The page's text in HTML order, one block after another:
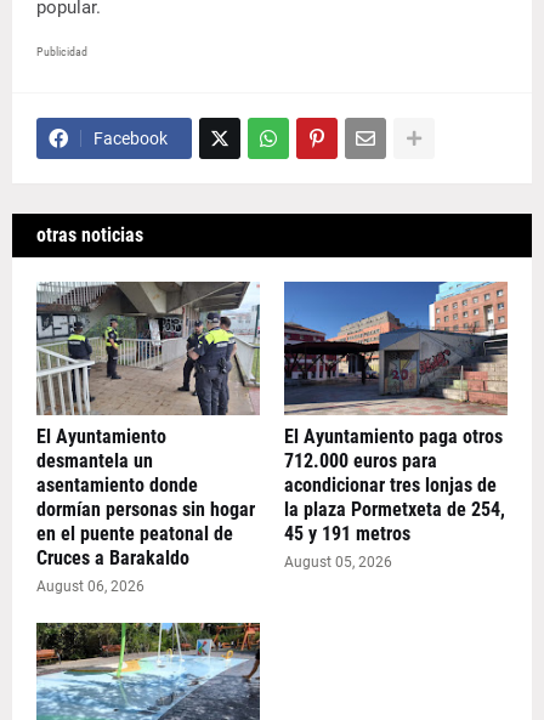
popular.
Publicidad
Facebook
otras noticias
El Ayuntamiento
desmantela un
asentamiento donde
dormían personas sin hogar
en el puente peatonal de
Cruces a Barakaldo
August 06, 2026
El Ayuntamiento paga otros
712.000 euros para
acondicionar tres lonjas de
la plaza Pormetxeta de 254,
45 y 191 metros
August 05, 2026